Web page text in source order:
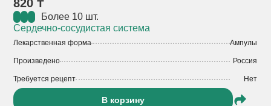
820 ₸
Более 10 шт.
Сердечно-сосудистая система
Лекарственная форма Ампулы
Произведено Россия
Требуется рецепт Нет
В корзину